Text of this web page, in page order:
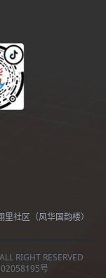
社区（风华国韵楼）
RIGHT RESERVED
号